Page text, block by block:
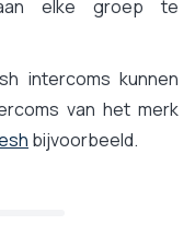
aan elke groep te
intercoms kunnen
van het merk
bijvoorbeeld.